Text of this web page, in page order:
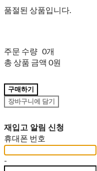
품절된 상품입니다.
주문 수량 0개
총 상품 금액 0원
구매하기
장바구니에 담기
재입고 알림 신청
휴대폰 번호
-